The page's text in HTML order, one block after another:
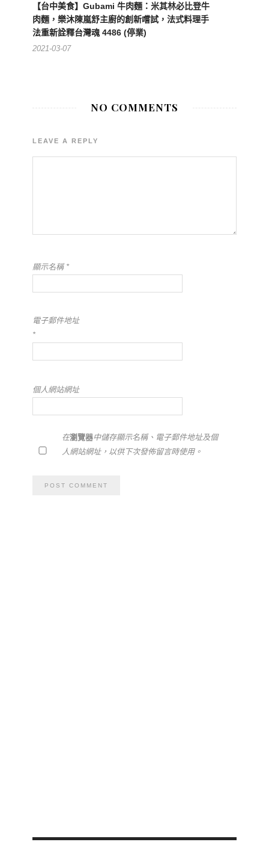
【台中美食】Gubami 牛肉麵：米其林必比登牛
肉麵，樂沐陳嵐舒主廚的創新嚐試，法式料理手
法重新詮釋台灣魂 4486 (停業)
2021-03-07
NO COMMENTS
LEAVE A REPLY
顯示名稱 *
電子郵件地址
*
個人網站網址
在瀏覽器中儲存顯示名稱、電子郵件地址及個
人網站網址，以供下次發佈留言時使用。